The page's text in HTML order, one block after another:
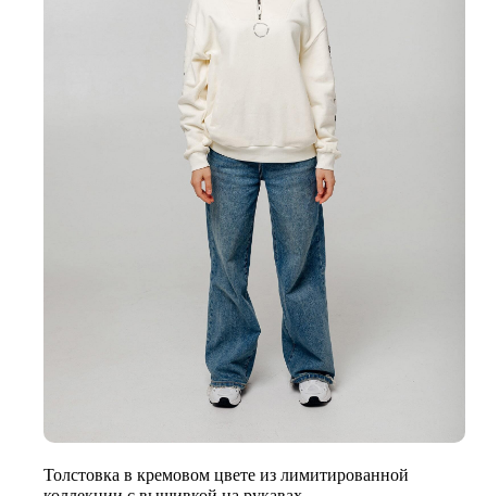
Толстовка в кремовом цвете из лимитированной